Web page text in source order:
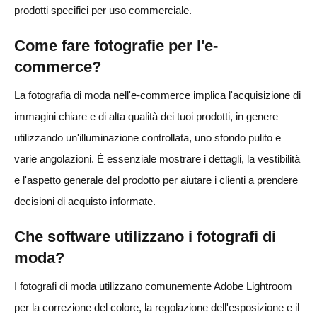
prodotti specifici per uso commerciale.
Come fare fotografie per l'e-
commerce?
La fotografia di moda nell'e-commerce implica l'acquisizione di
immagini chiare e di alta qualità dei tuoi prodotti, in genere
utilizzando un'illuminazione controllata, uno sfondo pulito e
varie angolazioni. È essenziale mostrare i dettagli, la vestibilità
e l'aspetto generale del prodotto per aiutare i clienti a prendere
decisioni di acquisto informate.
Che software utilizzano i fotografi di
moda?
I fotografi di moda utilizzano comunemente Adobe Lightroom
per la correzione del colore, la regolazione dell'esposizione e il